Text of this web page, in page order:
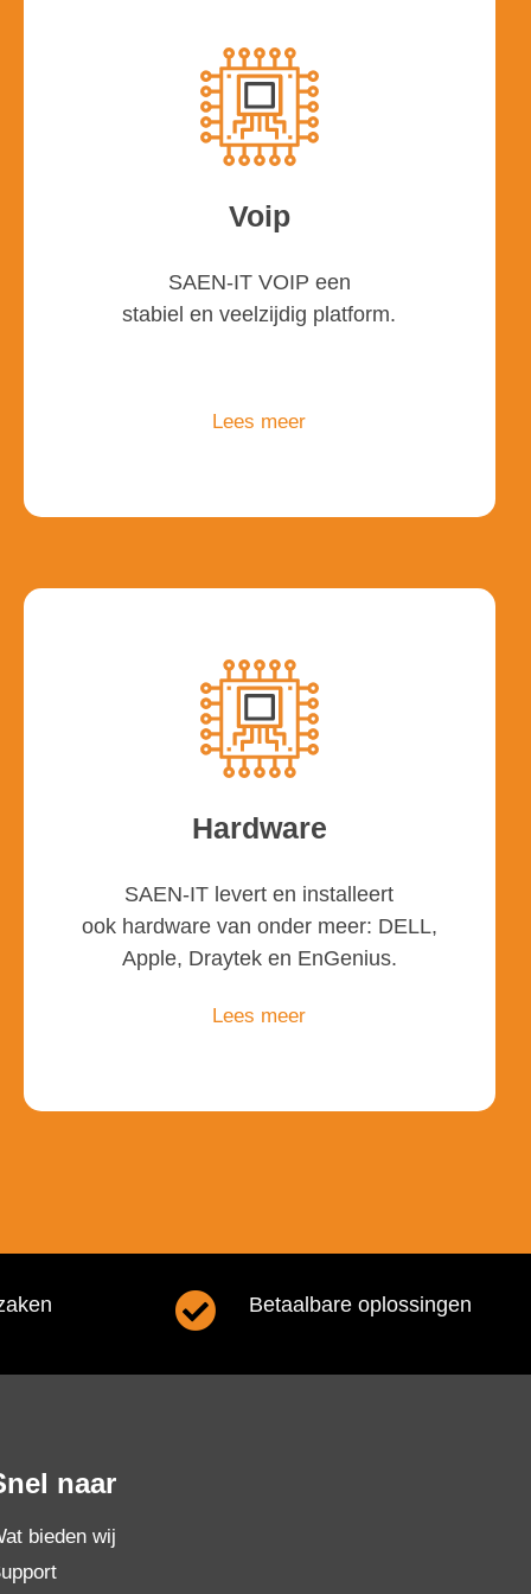
Voip
SAEN-IT VOIP een
stabiel en veelzijdig platform.
Lees meer
Hardware
SAEN-IT levert en installeert
ook hardware van onder meer: DELL,
Apple, Draytek en EnGenius.
Lees meer
Betaalbare oplossingen
naar
bieden wij